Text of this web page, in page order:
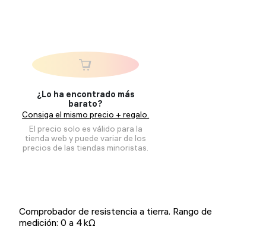
¿Lo ha encontrado más
barato?
Consiga el mismo precio + regalo.
El precio solo es válido para la
tienda web y puede variar de los
precios de las tiendas minoristas.
Comprobador de resistencia a tierra. Rango de
medición: 0 a 4 kΩ